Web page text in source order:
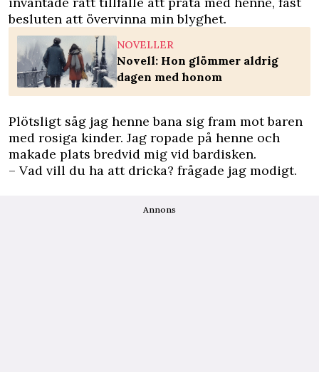
besluten att övervinna min blyghet.
NOVELLER
Novell: Hon glömmer aldrig
dagen med honom
Plötsligt såg jag henne bana sig fram mot baren
med rosiga kinder. Jag ropade på henne och
makade plats bredvid mig vid bardisken.
– Vad vill du ha att dricka? frågade jag modigt.
Annons